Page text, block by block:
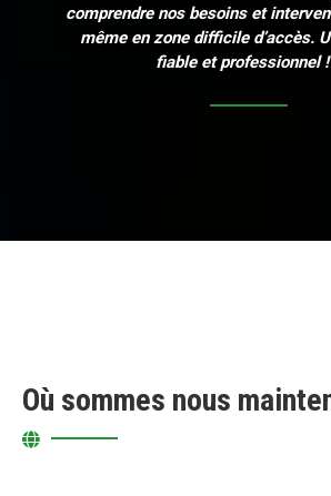
comprendre nos besoins et
même en zone difficile d’accès.
fiable et professionnel
Où sommes nous